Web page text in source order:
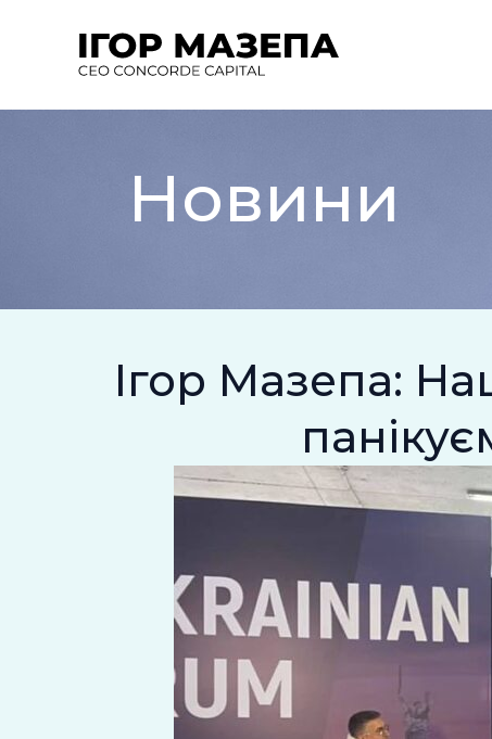
Новини
Ігор Мазепа: